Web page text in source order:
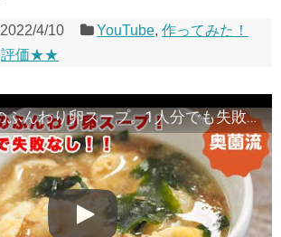
2022/4/10 YouTube,作ってみた！
評価★★
ワンランク上のふんわり卵スープ。1人分でも失敗なし！だし取り不要で本格的な旨さ。＜奥薗流・卵スープ＞